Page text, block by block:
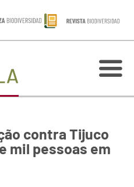
contra Tijuco
mil pessoas em